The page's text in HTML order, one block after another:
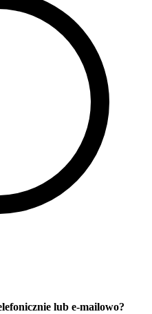
lub e-mailowo?